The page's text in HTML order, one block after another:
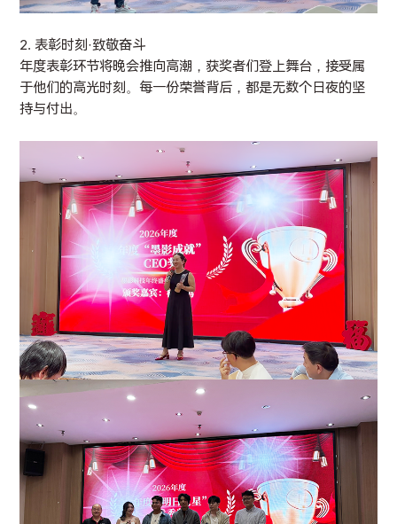
2. 表彰时刻·致敬奋斗
年度表彰环节将晚会推向高潮，获奖者们登上舞台，接受属
于他们的高光时刻。每一份荣誉背后，都是无数个日夜的坚
持与付出。